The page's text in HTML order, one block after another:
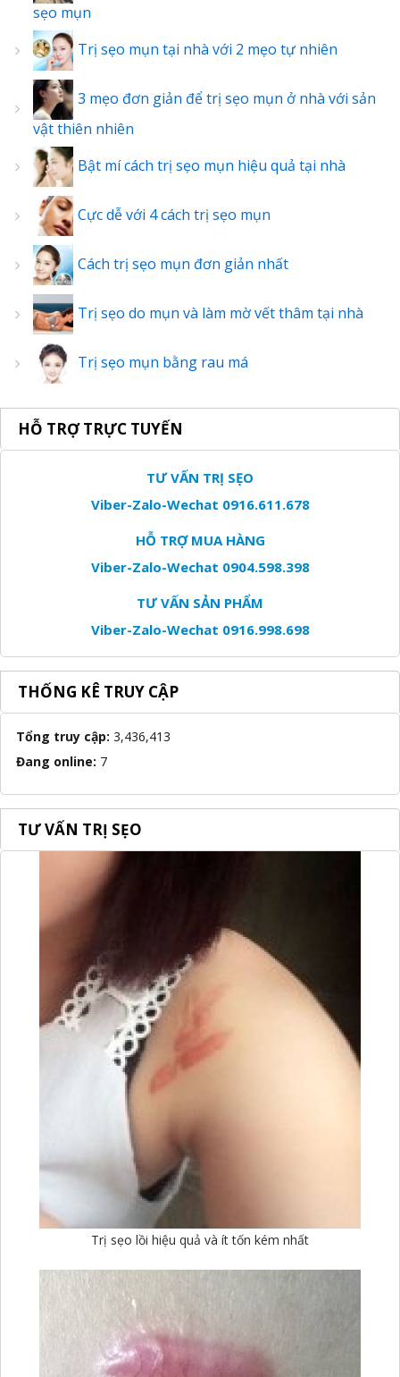
sẹo mụn
Trị sẹo mụn tại nhà với 2 mẹo tự nhiên
3 mẹo đơn giản để trị sẹo mụn ở nhà với sản
vật thiên nhiên
Bật mí cách trị sẹo mụn hiệu quả tại nhà
Cực dễ với 4 cách trị sẹo mụn
Cách trị sẹo mụn đơn giản nhất
Trị sẹo do mụn và làm mờ vết thâm tại nhà
Trị sẹo mụn bằng rau má
HỖ TRỢ TRỰC TUYẾN
TƯ VẤN TRỊ SẸO
Viber-Zalo-Wechat 0916.611.678
HỖ TRỢ MUA HÀNG
Viber-Zalo-Wechat 0904.598.398
TƯ VẤN SẢN PHẨM
Viber-Zalo-Wechat 0916.998.698
THỐNG KÊ TRUY CẬP
Tổng truy cập: 3,436,413
Đang online: 7
TƯ VẤN TRỊ SẸO
Trị sẹo lồi hiệu quả và ít tốn kém nhất